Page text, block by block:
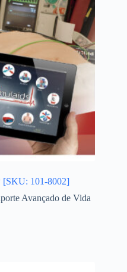
[SKU: 101-8002]
Avançado de Vida